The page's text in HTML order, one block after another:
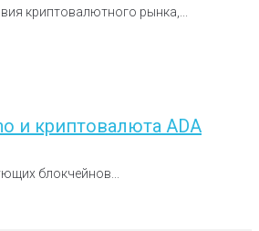
криптовалютного рынка,...
и криптовалюта ADA
блокчейнов...